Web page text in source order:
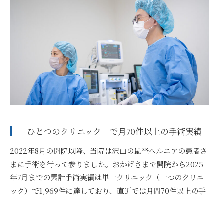
「ひとつのクリニック」で月70件以上の手術実績
2022年8月の開院以降、当院は沢山の鼠径ヘルニアの患者さ
まに手術を行って参りました。おかげさまで開院から2025
年7月までの累計手術実績は単一クリニック（一つのクリニ
ック）で1,969件に達しており、直近では月間70件以上の手